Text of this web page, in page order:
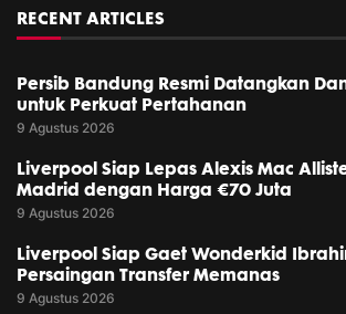
RECENT ARTICLES
Persib Bandung Resmi Datangkan
untuk Perkuat Pertahanan
9 Agustus 2026
Liverpool Siap Lepas Alexis Mac
Madrid dengan Harga €70 Juta
9 Agustus 2026
Liverpool Siap Gaet Wonderkid
Persaingan Transfer Memanas
9 Agustus 2026